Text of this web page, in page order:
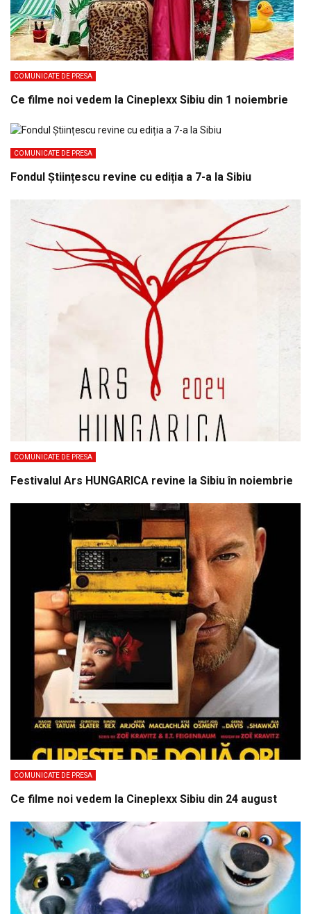
COMUNICATE DE PRESA
Ce filme noi vedem la Cineplexx Sibiu din 1 noiembrie
COMUNICATE DE PRESA
Fondul Științescu revine cu ediția a 7-a la Sibiu
COMUNICATE DE PRESA
Festivalul Ars HUNGARICA revine la Sibiu în noiembrie
COMUNICATE DE PRESA
Ce filme noi vedem la Cineplexx Sibiu din 24 august